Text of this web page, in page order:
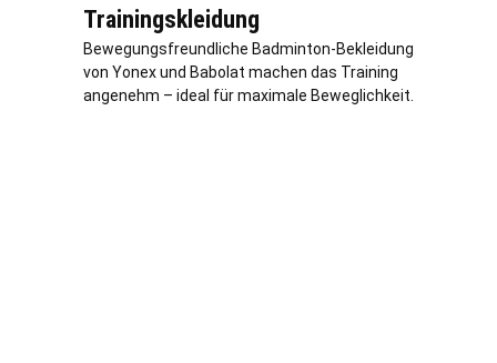
Trainingskleidung
Bewegungsfreundliche Badminton-Bekleidung
von Yonex und Babolat machen das Training
angenehm – ideal für maximale Beweglichkeit.